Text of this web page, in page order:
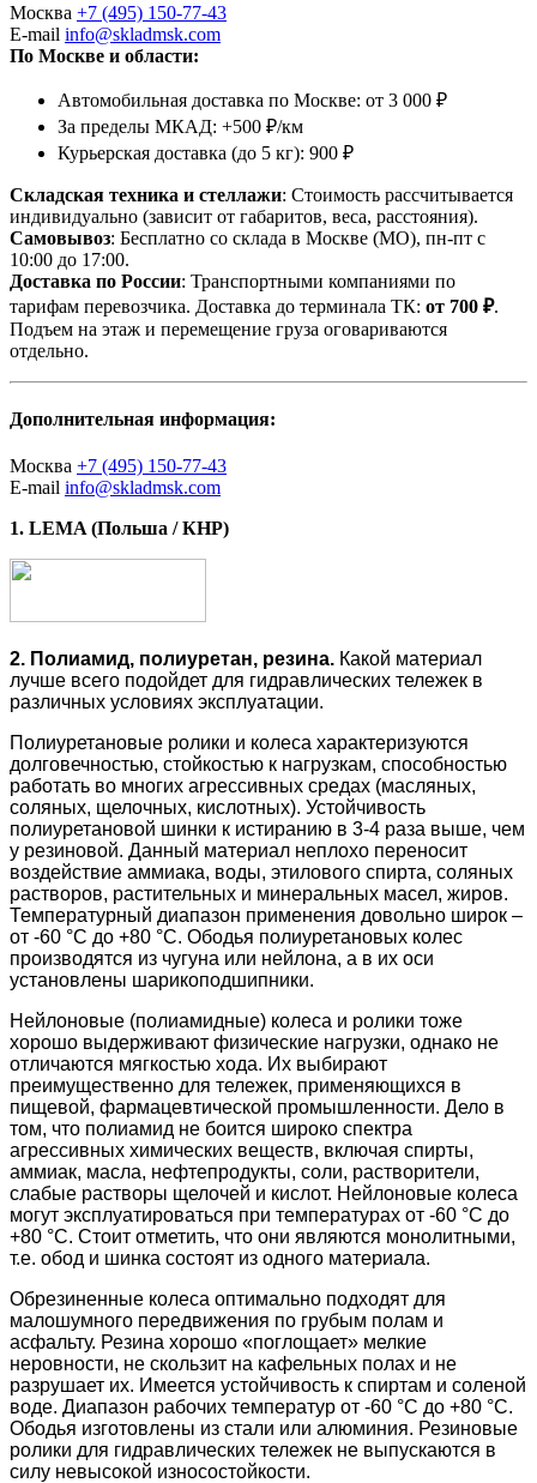
Москва +7 (495) 150-77-43
E-mail info@skladmsk.com
По Москве и области:
Автомобильная доставка по Москве: от 3 000 ₽
За пределы МКАД: +500 ₽/км
Курьерская доставка (до 5 кг): 900 ₽
Складская техника и стеллажи: Стоимость рассчитывается
индивидуально (зависит от габаритов, веса, расстояния).
Самовывоз: Бесплатно со склада в Москве (МО), пн-пт с
10:00 до 17:00.
Доставка по России: Транспортными компаниями по
тарифам перевозчика. Доставка до терминала ТК: от 700 ₽.
Подъем на этаж и перемещение груза оговариваются
отдельно.
Дополнительная информация:
Москва +7 (495) 150-77-43
E-mail info@skladmsk.com
1. LEMA (Польша / КНР)
2. Полиамид, полиуретан, резина. Какой материал
лучше всего подойдет для гидравлических тележек в
различных условиях эксплуатации.
Полиуретановые ролики и колеса характеризуются
долговечностью, стойкостью к нагрузкам, способностью
работать во многих агрессивных средах (масляных,
соляных, щелочных, кислотных). Устойчивость
полиуретановой шинки к истиранию в 3-4 раза выше, чем
у резиновой. Данный материал неплохо переносит
воздействие аммиака, воды, этилового спирта, соляных
растворов, растительных и минеральных масел, жиров.
Температурный диапазон применения довольно широк –
от -60 °С до +80 °С. Ободья полиуретановых колес
производятся из чугуна или нейлона, а в их оси
установлены шарикоподшипники.
Нейлоновые (полиамидные) колеса и ролики тоже
хорошо выдерживают физические нагрузки, однако не
отличаются мягкостью хода. Их выбирают
преимущественно для тележек, применяющихся в
пищевой, фармацевтической промышленности. Дело в
том, что полиамид не боится широко спектра
агрессивных химических веществ, включая спирты,
аммиак, масла, нефтепродукты, соли, растворители,
слабые растворы щелочей и кислот. Нейлоновые колеса
могут эксплуатироваться при температурах от -60 °С до
+80 °С. Стоит отметить, что они являются монолитными,
т.е. обод и шинка состоят из одного материала.
Обрезиненные колеса оптимально подходят для
малошумного передвижения по грубым полам и
асфальту. Резина хорошо «поглощает» мелкие
неровности, не скользит на кафельных полах и не
разрушает их. Имеется устойчивость к спиртам и соленой
воде. Диапазон рабочих температур от -60 °С до +80 °С.
Ободья изготовлены из стали или алюминия. Резиновые
ролики для гидравлических тележек не выпускаются в
силу невысокой износостойкости.